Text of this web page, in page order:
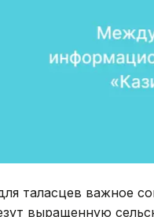
таласцев важное
выращенную